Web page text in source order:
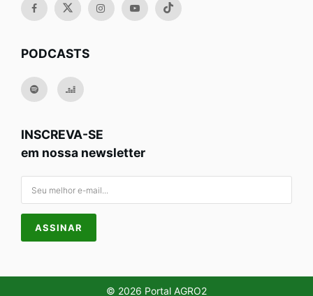
PODCASTS
INSCREVA-SE
em nossa newsletter
© 2026 Portal AGRO2